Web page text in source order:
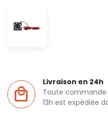
Livraison en 24h
Toute commande
13h est expédiée